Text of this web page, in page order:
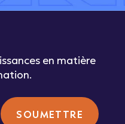
en matière